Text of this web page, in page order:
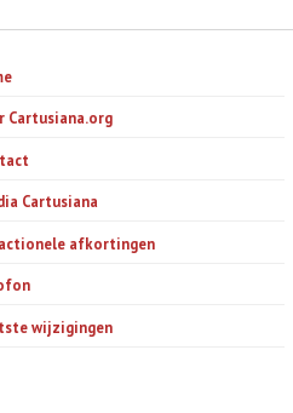
Cartusiana.org
Cartusiana
afkortingen
wijzigingen